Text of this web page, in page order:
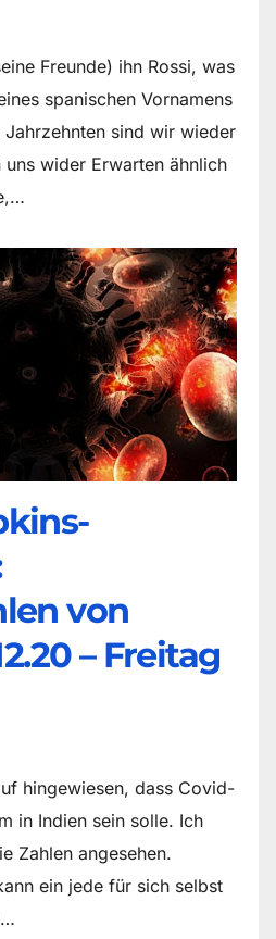
Freunde) ihn Rossi, was
spanischen Vornamens
sind wir wieder
wider Erwarten ähnlich
von
– Freitag
hingewiesen, dass Covid-
in Indien sein solle. Ich
Zahlen angesehen.
ein jede für sich selbst